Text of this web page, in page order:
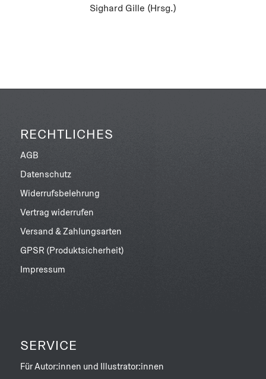
Sighard Gille (Hrsg.)
RECHTLICHES
AGB
Datenschutz
Widerrufsbelehrung
Vertrag widerrufen
Versand & Zahlungsarten
GPSR (Produktsicherheit)
Impressum
SERVICE
Für Autor:innen und Illustrator:innen